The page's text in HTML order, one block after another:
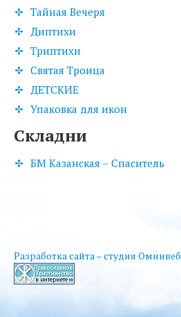
Тайная Вечеря
Диптихи
Триптихи
Святая Троица
ДЕТСКИЕ
Упаковка для икон
Складни
БМ Казанская – Спаситель
Разработка сайта – студия Омнивеб